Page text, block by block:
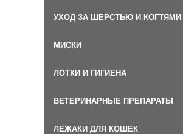
УХОД ЗА ШЕРСТЬЮ И КОГТЯМИ
МИСКИ
ЛОТКИ И ГИГИЕНА
ВЕТЕРИНАРНЫЕ ПРЕПАРАТЫ
ЛЕЖАКИ ДЛЯ КОШЕК